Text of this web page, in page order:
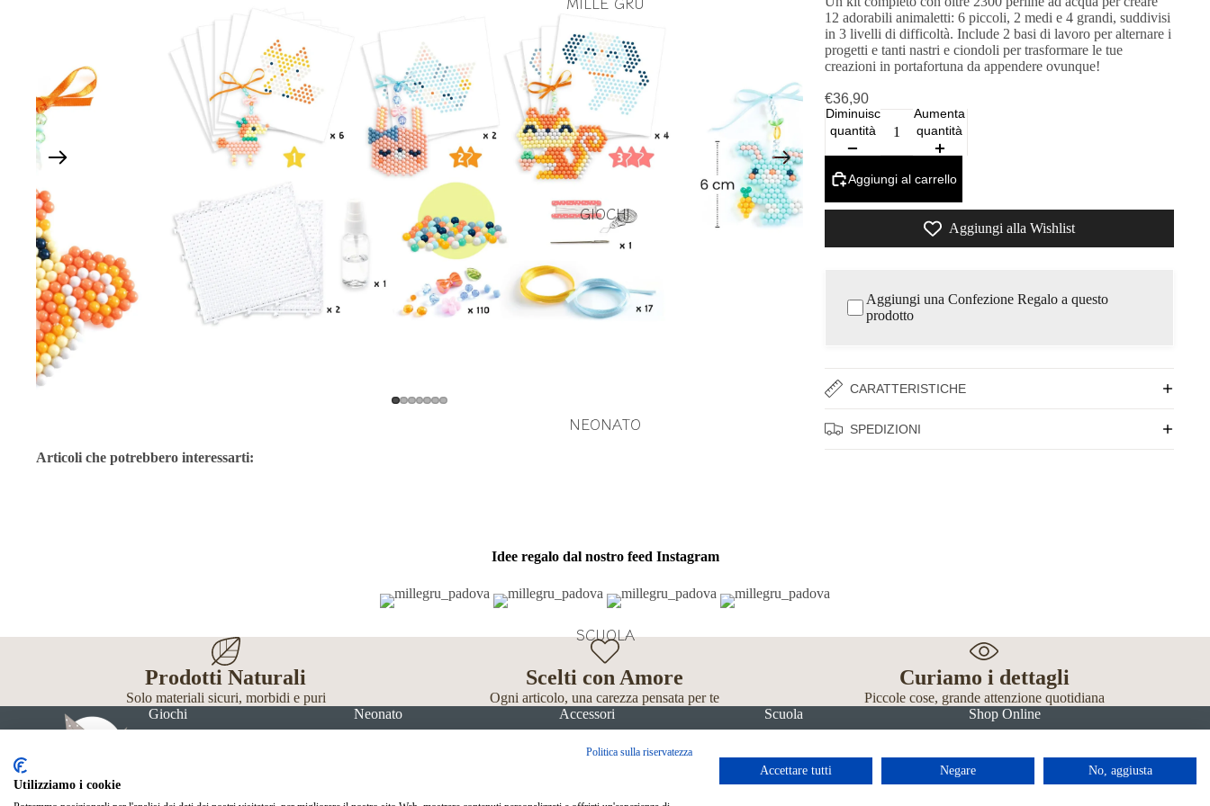
GIOCHI
NEONATO
SCUOLA
12 adorabili animaletti: 6 piccoli, 2 medi e 4 grandi, suddivisi
in 3 livelli di difficoltà. Include 2 basi di lavoro per alternare i
progetti e tanti nastri e ciondoli per trasformare le tue
creazioni in portafortuna da appendere ovunque!
€36,90
Diminuisci
quantità
Aumenta
quantità
Aggiungi al carrello
Aggiungi alla Wishlist
Aggiungi una Confezione Regalo a questo
prodotto
CARATTERISTICHE
SPEDIZIONI
Articoli che potrebbero interessarti:
Idee regalo dal nostro feed Instagram
Prodotti Naturali
Solo materiali sicuri, morbidi e puri
Scelti con Amore
Ogni articolo, una carezza pensata per te
Curiamo i dettagli
Piccole cose, grande attenzione quotidiana
Giochi
Neonato Accessori Scuola Shop Online
Politica sulla riservatezza
Utilizziamo i cookie
Accettare tutti Negare No, aggiusta